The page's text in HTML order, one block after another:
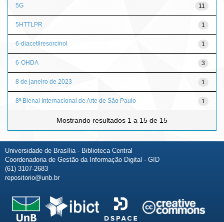
5G 11
5HTTLPR 1
6-diacetilresorcinol 1
6-OHDA 3
8 de janeiro de 2023 1
8ª Bienal Internacional de Arte de São Paulo 1
Mostrando resultados 1 a 15 de 15
Universidade de Brasília - Biblioteca Central
Coordenadoria de Gestão da Informação Digital - GID
(61) 3107-2683
repositorio@unb.br